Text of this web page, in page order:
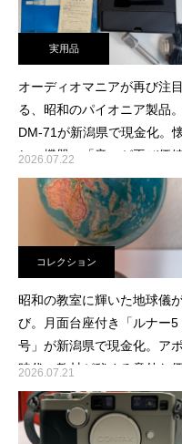
実用品
オーディオマニアが再び注
る、昭和のパイオニア製品。
DM-71が新潟県で現金化。懐
しい機器の「音」が再び価値
持つ時代
2026.07.22
コレクション
昭和の教室に輝いた地球儀
び。月面台座付き「ルナー5
号」が新潟県で現金化。アポ
時代の教材が秘める意外な
2026.07.21